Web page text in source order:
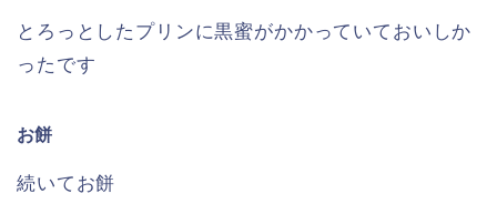
とろっとしたプリンに黒蜜がかかっていておいしか
ったです
お餅
続いてお餅